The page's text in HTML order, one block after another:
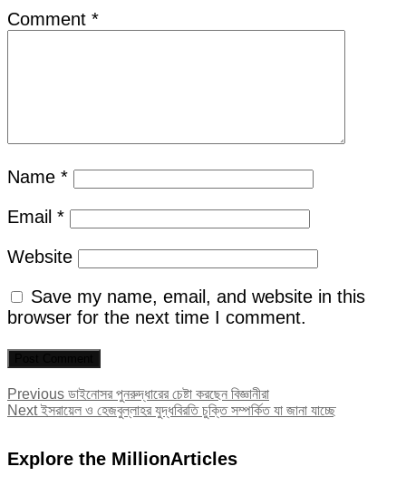
Comment *
Name *
Email *
Website
Save my name, email, and website in this
browser for the next time I comment.
Post
navigation
Previous Previous
post:
ডাইনোসর পুনরুদ্ধারের চেষ্টা করছেন বিজ্ঞানীরা
NextNext
ইসরায়েল ও হেজবুল্লাহর যুদ্ধবিরতি চুক্তি সম্পর্কিত যা জানা যাচ্ছে
Explore the MillionArticles